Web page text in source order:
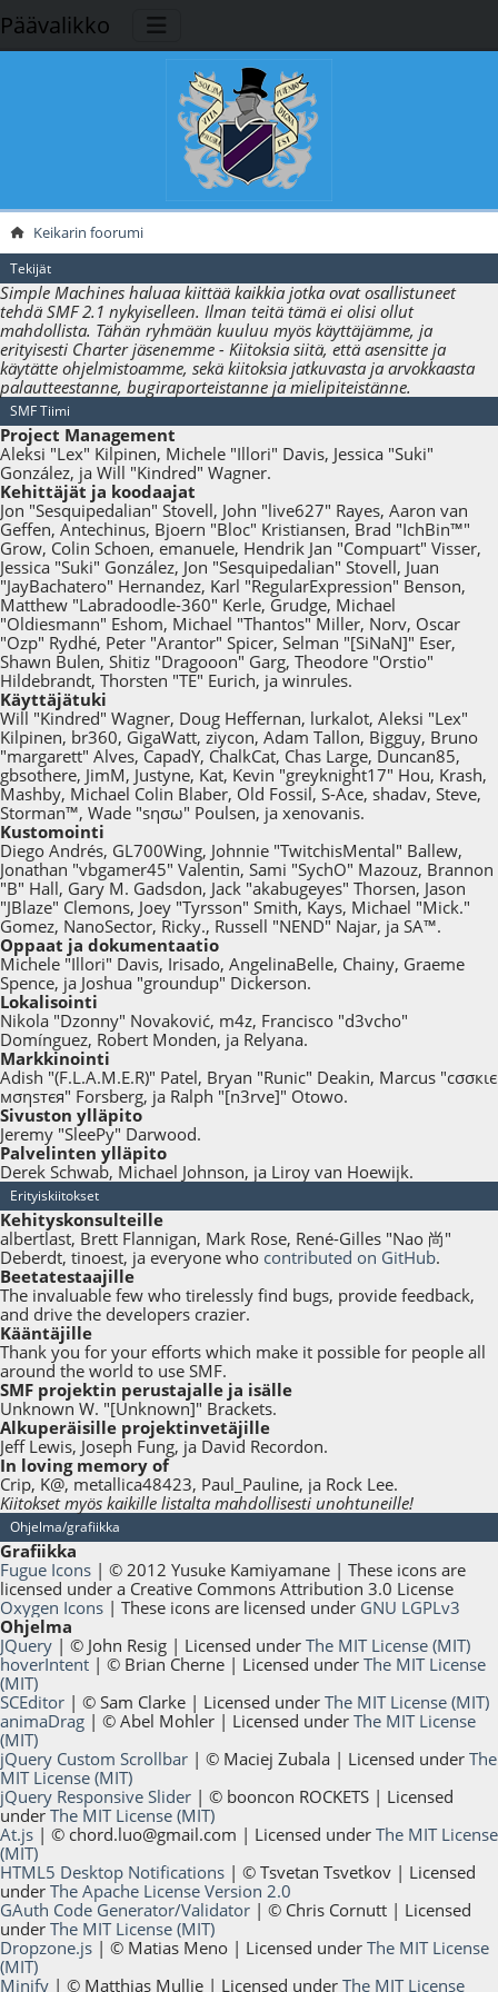
Päävalikko
Keikarin foorumi
Tekijät
Simple Machines haluaa kiittää kaikkia jotka ovat osallistuneet
tehdä SMF 2.1 nykyiselleen. Ilman teitä tämä ei olisi ollut
mahdollista. Tähän ryhmään kuuluu myös käyttäjämme, ja
erityisesti Charter jäsenemme - Kiitoksia siitä, että asensitte ja
käytätte ohjelmistoamme, sekä kiitoksia jatkuvasta ja arvokkaasta
palautteestanne, bugiraporteistanne ja mielipiteistänne.
SMF Tiimi
Project Management
Aleksi "Lex" Kilpinen, Michele "Illori" Davis, Jessica "Suki"
González, ja Will "Kindred" Wagner.
Kehittäjät ja koodaajat
Jon "Sesquipedalian" Stovell, John "live627" Rayes, Aaron van
Geffen, Antechinus, Bjoern "Bloc" Kristiansen, Brad "IchBin™"
Grow, Colin Schoen, emanuele, Hendrik Jan "Compuart" Visser,
Jessica "Suki" González, Jon "Sesquipedalian" Stovell, Juan
"JayBachatero" Hernandez, Karl "RegularExpression" Benson,
Matthew "Labradoodle-360" Kerle, Grudge, Michael
"Oldiesmann" Eshom, Michael "Thantos" Miller, Norv, Oscar
"Ozp" Rydhé, Peter "Arantor" Spicer, Selman "[SiNaN]" Eser,
Shawn Bulen, Shitiz "Dragooon" Garg, Theodore "Orstio"
Hildebrandt, Thorsten "TE" Eurich, ja winrules.
Käyttäjätuki
Will "Kindred" Wagner, Doug Heffernan, lurkalot, Aleksi "Lex"
Kilpinen, br360, GigaWatt, ziycon, Adam Tallon, Bigguy, Bruno
"margarett" Alves, CapadY, ChalkCat, Chas Large, Duncan85,
gbsothere, JimM, Justyne, Kat, Kevin "greyknight17" Hou, Krash,
Mashby, Michael Colin Blaber, Old Fossil, S-Ace, shadav, Steve,
Storman™, Wade "sησω" Poulsen, ja xenovanis.
Kustomointi
Diego Andrés, GL700Wing, Johnnie "TwitchisMental" Ballew,
Jonathan "vbgamer45" Valentin, Sami "SychO" Mazouz, Brannon
"B" Hall, Gary M. Gadsdon, Jack "akabugeyes" Thorsen, Jason
"JBlaze" Clemons, Joey "Tyrsson" Smith, Kays, Michael "Mick."
Gomez, NanoSector, Ricky., Russell "NEND" Najar, ja SA™.
Oppaat ja dokumentaatio
Michele "Illori" Davis, Irisado, AngelinaBelle, Chainy, Graeme
Spence, ja Joshua "groundup" Dickerson.
Lokalisointi
Nikola "Dzonny" Novaković, m4z, Francisco "d3vcho"
Domínguez, Robert Monden, ja Relyana.
Markkinointi
Adish "(F.L.A.M.E.R)" Patel, Bryan "Runic" Deakin, Marcus "cσσкιє
мσηѕтєя" Forsberg, ja Ralph "[n3rve]" Otowo.
Sivuston ylläpito
Jeremy "SleePy" Darwood.
Palvelinten ylläpito
Derek Schwab, Michael Johnson, ja Liroy van Hoewijk.
Erityiskiitokset
Kehityskonsulteille
albertlast, Brett Flannigan, Mark Rose, René-Gilles "Nao 尚"
Deberdt, tinoest, ja everyone who contributed on GitHub.
Beetatestaajille
The invaluable few who tirelessly find bugs, provide feedback,
and drive the developers crazier.
Kääntäjille
Thank you for your efforts which make it possible for people all
around the world to use SMF.
SMF projektin perustajalle ja isälle
Unknown W. "[Unknown]" Brackets.
Alkuperäisille projektinvetäjille
Jeff Lewis, Joseph Fung, ja David Recordon.
In loving memory of
Crip, K@, metallica48423, Paul_Pauline, ja Rock Lee.
Kiitokset myös kaikille listalta mahdollisesti unohtuneille!
Ohjelma/grafiikka
Grafiikka
Fugue Icons | © 2012 Yusuke Kamiyamane | These icons are
licensed under a Creative Commons Attribution 3.0 License
Oxygen Icons | These icons are licensed under GNU LGPLv3
Ohjelma
JQuery | © John Resig | Licensed under The MIT License (MIT)
hoverIntent | © Brian Cherne | Licensed under The MIT License
(MIT)
SCEditor | © Sam Clarke | Licensed under The MIT License (MIT)
animaDrag | © Abel Mohler | Licensed under The MIT License
(MIT)
jQuery Custom Scrollbar | © Maciej Zubala | Licensed under The
MIT License (MIT)
jQuery Responsive Slider | © booncon ROCKETS | Licensed
under The MIT License (MIT)
At.js | © chord.luo@gmail.com | Licensed under The MIT License
(MIT)
HTML5 Desktop Notifications | © Tsvetan Tsvetkov | Licensed
under The Apache License Version 2.0
GAuth Code Generator/Validator | © Chris Cornutt | Licensed
under The MIT License (MIT)
Dropzone.js | © Matias Meno | Licensed under The MIT License
(MIT)
Minify | © Matthias Mullie | Licensed under The MIT License